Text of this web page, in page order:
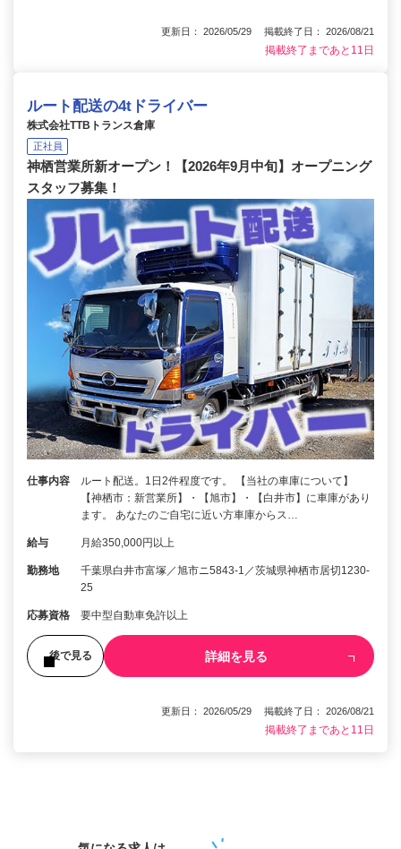
更新日： 2026/05/29 掲載終了日： 2026/08/21
掲載終了まであと11日
ルート配送の4tドライバー
株式会社TTBトランス倉庫
正社員
神栖営業所新オープン！【2026年9月中旬】オープニング
スタッフ募集！
仕事内容
ルート配送。1日2件程度です。 【当社の車庫について】
【神栖市：新営業所】・【旭市】・【白井市】に車庫があり
ます。 あなたのご自宅に近い方車庫からス…
給与 月給350,000円以上
勤務地
千葉県白井市富塚／旭市ニ5843‐1／茨城県神栖市居切1230‐
25
応募資格 要中型自動車免許以上
後で見る 詳細を見る
更新日： 2026/05/29 掲載終了日： 2026/08/21
掲載終了まであと11日